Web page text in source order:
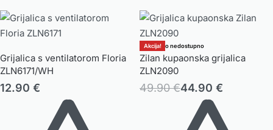
Grijalica s ventilatorom Floria
ZLN6171/WH
12.90 €
Akcija!
Trenutno nedostupno
Zilan kupaonska grijalica
ZLN2090
49.90€44.90 €